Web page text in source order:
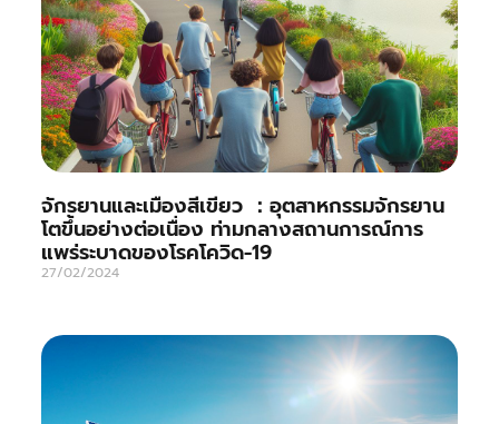
จักรยานและเมืองสีเขียว ：อุตสาหกรรมจักรยาน
โตขึ้นอย่างต่อเนื่อง ท่ามกลางสถานการณ์การ
แพร่ระบาดของโรคโควิด-19
27/02/2024